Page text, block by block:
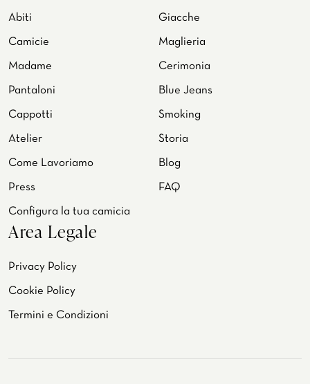
Abiti Giacche
Camicie Maglieria
Madame Cerimonia
Pantaloni Blue Jeans
Cappotti Smoking
Atelier Storia
Come Lavoriamo Blog
Press FAQ
Configura la tua camicia
Area Legale
Privacy Policy
Cookie Policy
Termini e Condizioni